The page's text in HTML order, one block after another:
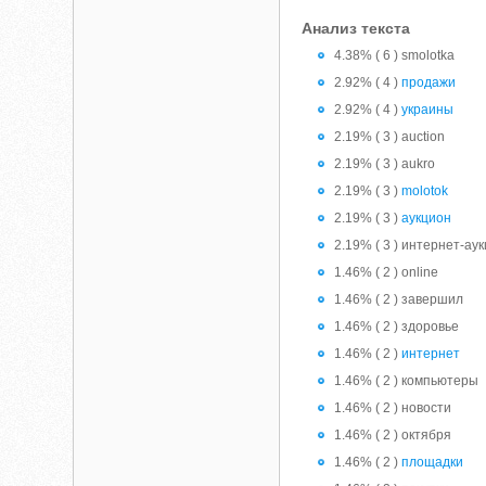
Анализ текста
4.38% ( 6 ) smolotka
2.92% ( 4 )продажи
2.92% ( 4 )украины
2.19% ( 3 ) auction
2.19% ( 3 ) aukro
2.19% ( 3 )molotok
2.19% ( 3 )аукцион
2.19% ( 3 ) интернет-
1.46% ( 2 ) online
1.46% ( 2 ) завершил
1.46% ( 2 ) здоровье
1.46% ( 2 )интернет
1.46% ( 2 ) компьютеры
1.46% ( 2 ) новости
1.46% ( 2 ) октября
1.46% ( 2 )площадки